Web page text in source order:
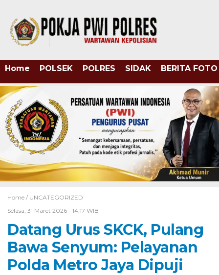
Home POLSEK POLRES SIDAK BERITA FOTO
Home / UNCATEGORIZED
Selasa, 31 Maret 2026 - 14:17 WIB
Datang Urus SKCK, Pulang
Bawa Senyum: Pelayanan
Polda Metro Jaya Dipuji